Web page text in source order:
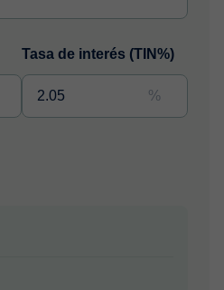
Tasa de interés (TIN%)
%